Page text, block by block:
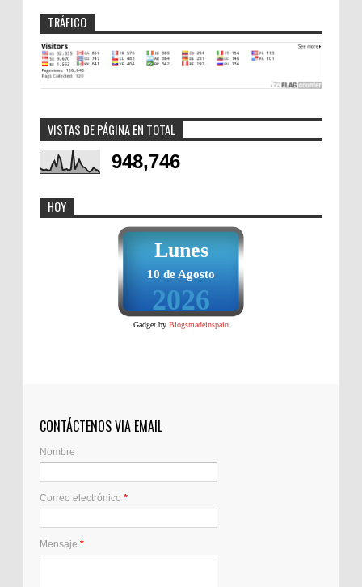
TRÁFICO
VISTAS DE PÁGINA EN TOTAL
948,746
HOY
Lunes
10 de Agosto
2026
Gadget by Blogsmadeinspain
CONTÁCTENOS VIA EMAIL
Nombre
Correo electrónico *
Mensaje *